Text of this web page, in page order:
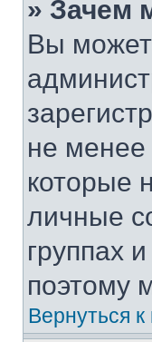
» Зачем
Вы
не менее
которые
личные
группах
поэтому
Вернуться к